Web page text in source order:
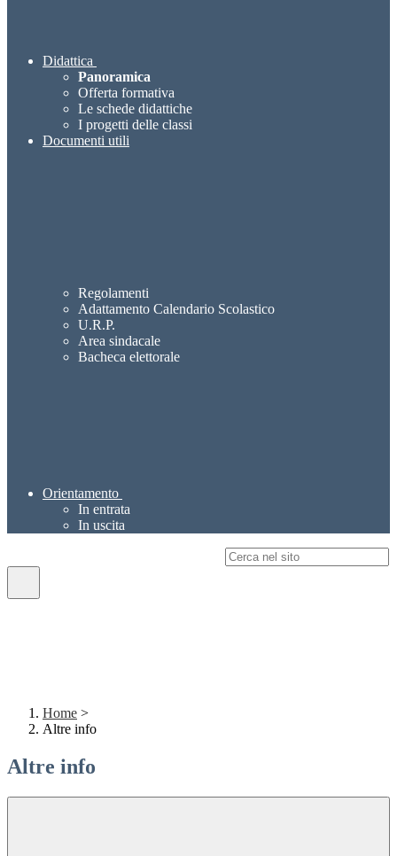
Didattica
Panoramica
Offerta formativa
Le schede didattiche
I progetti delle classi
Documenti utili
Regolamenti
Adattamento Calendario Scolastico
U.R.P.
Area sindacale
Bacheca elettorale
Orientamento
In entrata
In uscita
Home >
Altre info
Altre info